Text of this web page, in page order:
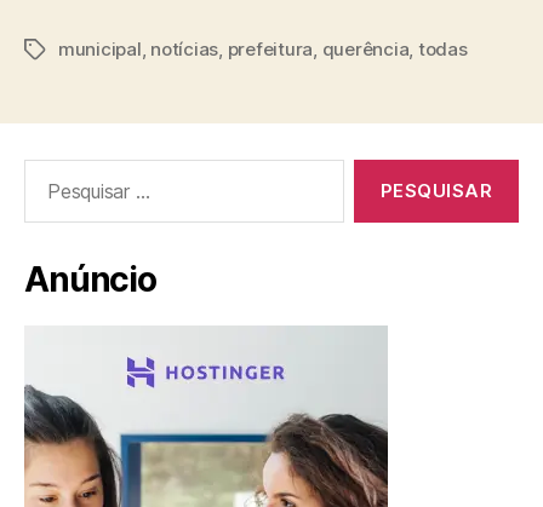
Tagsmunicipal notícias prefeitura querência todas
por:
Anúncio